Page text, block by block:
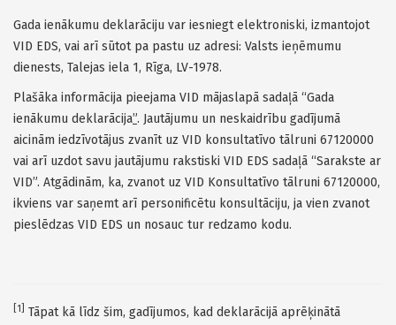
Gada ienākumu deklarāciju var iesniegt elektroniski, izmantojot
VID EDS, vai arī sūtot pa pastu uz adresi: Valsts ieņēmumu
dienests, Talejas iela 1, Rīga, LV-1978.
Plašāka informācija pieejama VID mājaslapā sadaļā “Gada
ienākumu deklarācija”. Jautājumu un neskaidrību gadījumā
aicinām iedzīvotājus zvanīt uz VID konsultatīvo tālruni 67120000
vai arī uzdot savu jautājumu rakstiski VID EDS sadaļā “Sarakste ar
VID”. Atgādinām, ka, zvanot uz VID Konsultatīvo tālruni 67120000,
ikviens var saņemt arī personificētu konsultāciju, ja vien zvanot
pieslēdzas VID EDS un nosauc tur redzamo kodu.
[1]
Tāpat kā līdz šim, gadījumos, kad deklarācijā aprēķinātā